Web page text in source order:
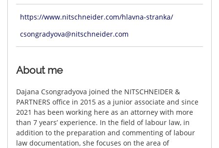
https://www.nitschneider.com/hlavna-stranka/
csongradyova@nitschneider.com
About me
Dajana Csongradyova joined the NITSCHNEIDER &
PARTNERS office in 2015 as a junior associate and since
2021 has been working here as an attorney with more
than 7 years’ experience. In the field of labour law, in
addition to the preparation and commenting of labour
law documentation, she focuses on the area of